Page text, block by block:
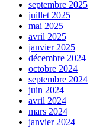
septembre 2025
juillet 2025
mai 2025
avril 2025
janvier 2025
décembre 2024
octobre 2024
septembre 2024
juin 2024
avril 2024
mars 2024
janvier 2024